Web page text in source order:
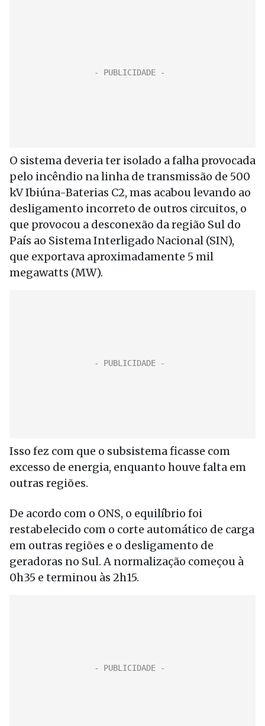
O sistema deveria ter isolado a falha provocada
pelo incêndio na linha de transmissão de 500
kV Ibiúna-Baterias C2, mas acabou levando ao
desligamento incorreto de outros circuitos, o
que provocou a desconexão da região Sul do
País ao Sistema Interligado Nacional (SIN),
que exportava aproximadamente 5 mil
megawatts (MW).
Isso fez com que o subsistema ficasse com
excesso de energia, enquanto houve falta em
outras regiões.
De acordo com o ONS, o equilíbrio foi
restabelecido com o corte automático de carga
em outras regiões e o desligamento de
geradoras no Sul. A normalização começou à
0h35 e terminou às 2h15.